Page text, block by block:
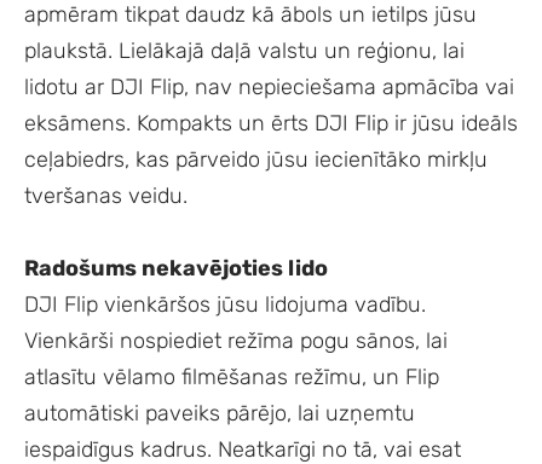
apmēram tikpat daudz kā ābols un ietilps jūsu
plaukstā. Lielākajā daļā valstu un reģionu, lai
lidotu ar DJI Flip, nav nepieciešama apmācība vai
eksāmens. Kompakts un ērts DJI Flip ir jūsu ideāls
ceļabiedrs, kas pārveido jūsu iecienītāko mirkļu
tveršanas veidu.
Radošums nekavējoties lido
DJI Flip vienkāršos jūsu lidojuma vadību.
Vienkārši nospiediet režīma pogu sānos, lai
atlasītu vēlamo filmēšanas režīmu, un Flip
automātiski paveiks pārējo, lai uzņemtu
iespaidīgus kadrus. Neatkarīgi no tā, vai esat